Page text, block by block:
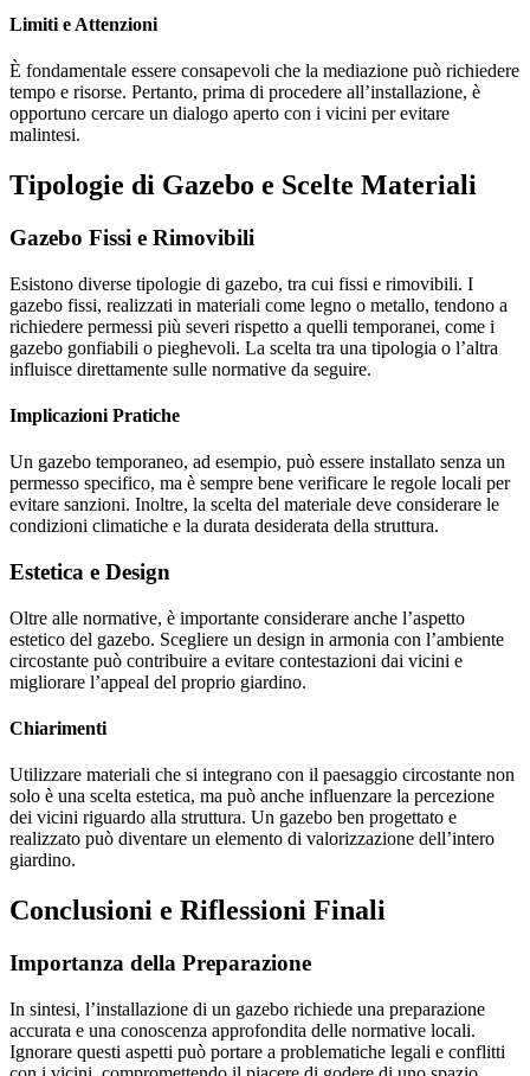
Limiti e Attenzioni
È fondamentale essere consapevoli che la mediazione può richiedere
tempo e risorse. Pertanto, prima di procedere all’installazione, è
opportuno cercare un dialogo aperto con i vicini per evitare
malintesi.
Tipologie di Gazebo e Scelte Materiali
Gazebo Fissi e Rimovibili
Esistono diverse tipologie di gazebo, tra cui fissi e rimovibili. I
gazebo fissi, realizzati in materiali come legno o metallo, tendono a
richiedere permessi più severi rispetto a quelli temporanei, come i
gazebo gonfiabili o pieghevoli. La scelta tra una tipologia o l’altra
influisce direttamente sulle normative da seguire.
Implicazioni Pratiche
Un gazebo temporaneo, ad esempio, può essere installato senza un
permesso specifico, ma è sempre bene verificare le regole locali per
evitare sanzioni. Inoltre, la scelta del materiale deve considerare le
condizioni climatiche e la durata desiderata della struttura.
Estetica e Design
Oltre alle normative, è importante considerare anche l’aspetto
estetico del gazebo. Scegliere un design in armonia con l’ambiente
circostante può contribuire a evitare contestazioni dai vicini e
migliorare l’appeal del proprio giardino.
Chiarimenti
Utilizzare materiali che si integrano con il paesaggio circostante non
solo è una scelta estetica, ma può anche influenzare la percezione
dei vicini riguardo alla struttura. Un gazebo ben progettato e
realizzato può diventare un elemento di valorizzazione dell’intero
giardino.
Conclusioni e Riflessioni Finali
Importanza della Preparazione
In sintesi, l’installazione di un gazebo richiede una preparazione
accurata e una conoscenza approfondita delle normative locali.
Ignorare questi aspetti può portare a problematiche legali e conflitti